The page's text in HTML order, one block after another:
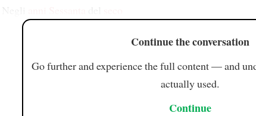
Continue the conversation
Go further and experience the full content — and
actually used.
Continue